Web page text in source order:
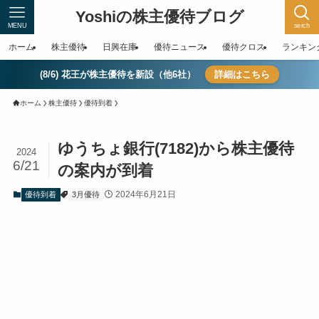
Yoshiの株主優待ブログ serch
MENU
ホーム 株主優待 日興在庫 優待ニュース 優待クロス ランキン
(8/6) 花王が株主優待を新設（他6社） 詳細はこちら
ホーム 株主優待 優待到着
ゆうちょ銀行(7182)から株主優待
の案内が到着
2024
6/21
優待到着 3月優待 2024年6月21日